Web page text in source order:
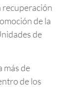
recuperación
de la
de
más de
de los